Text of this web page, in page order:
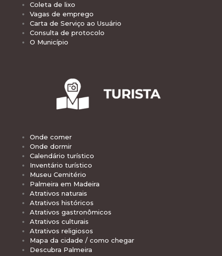
Coleta de lixo
Vagas de emprego
Carta de Serviço ao Usuário
Consulta de protocolo
O Município
Onde comer
Onde dormir
Calendário turístico
Inventário turístico
Museu Cemitério
Palmeira em Madeira
Atrativos naturais
Atrativos históricos
Atrativos gastronômicos
Atrativos culturais
Atrativos religiosos
Mapa da cidade / como chegar
Descubra Palmeira